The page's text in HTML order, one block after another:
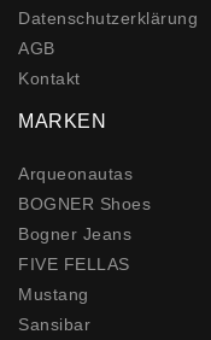
Daten­schutz­erklärung
AGB
Kontakt
MARKEN
Arqueonautas
BOGNER Shoes
Bogner Jeans
FIVE FELLAS
Mustang
Sansibar